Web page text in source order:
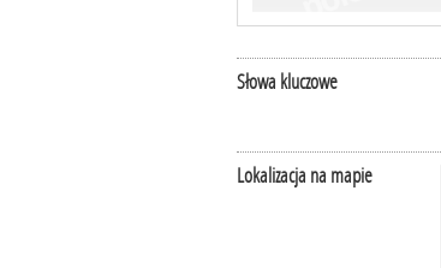
Słowa kluczowe
Lokalizacja na mapie